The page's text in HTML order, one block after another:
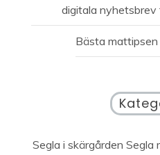
digitala
Bästa
Segla i skärgården Segla